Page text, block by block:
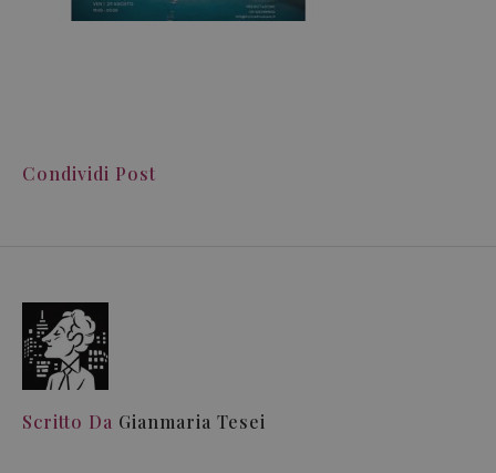
Condividi Post
Scritto Da Gianmaria Tesei